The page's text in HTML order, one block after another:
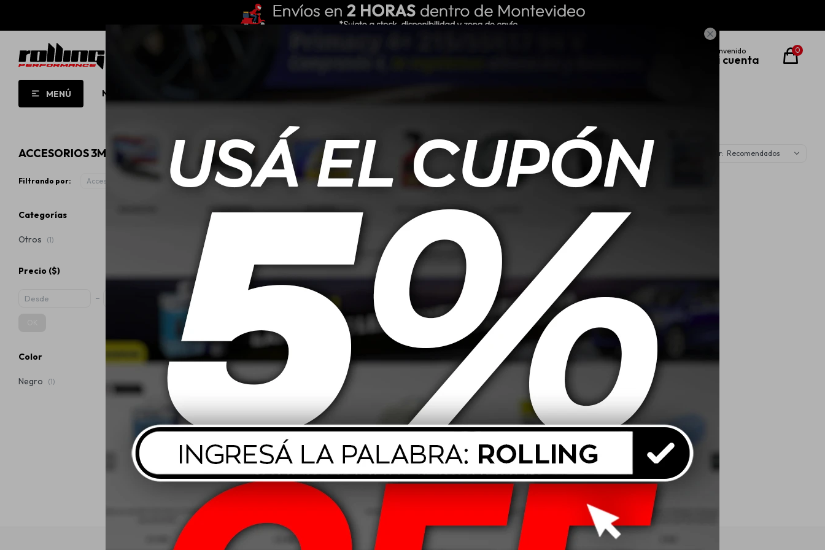

MENÚ NUEVO!
0
ACCESORIOS 3M Recomendados
Filtrando por: Accesorios
3M Cinta Electrica Temflex
19mm 9.14mt - Pack x 10
Categorías
Otros (1)
Precio ($)
Color
Negro (1)